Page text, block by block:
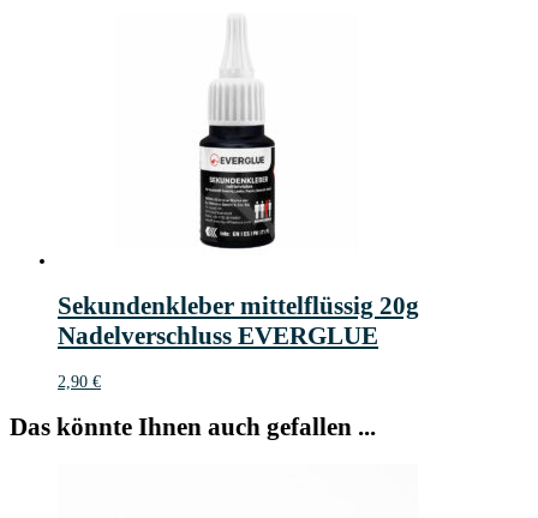
Sekundenkleber mittelflüssig 20g
Nadelverschluss EVERGLUE
2,90 €
Das könnte Ihnen auch gefallen ...